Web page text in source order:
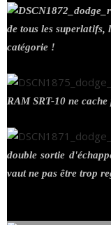
de tous les superlatifs,
catégorie !
RAM SRT-10 ne
double sortie
vaut ne pas être trop